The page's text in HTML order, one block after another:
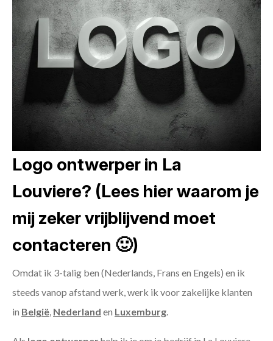
Logo ontwerper in La
Louviere? (Lees hier waarom je
mij zeker vrijblijvend moet
contacteren 🙂)
Omdat ik 3-talig ben (Nederlands, Frans en Engels) en ik
steeds vanop afstand werk, werk ik voor zakelijke klanten
in België, Nederland en Luxemburg.